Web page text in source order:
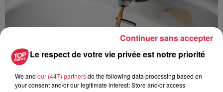
Le respect de votre vie privée est notre priorité
We and our (447) partnersdo the following data processing based on
your consent and/or our legitimate interest: Store and/or access
Continuer sans accepter